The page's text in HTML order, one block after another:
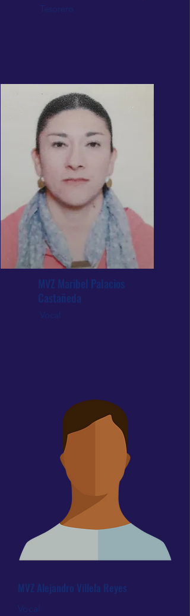
Tesorero
MVZ Maribel Palacios
Castañeda
Vocal
MVZ Alejandro Villela Reyes
Vocal